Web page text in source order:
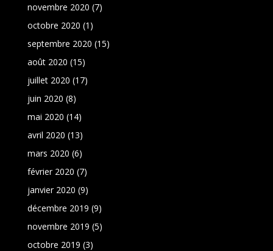
novembre 2020 (7)
octobre 2020 (1)
septembre 2020 (15)
août 2020 (15)
juillet 2020 (17)
juin 2020 (8)
mai 2020 (14)
avril 2020 (13)
mars 2020 (6)
février 2020 (7)
janvier 2020 (9)
décembre 2019 (9)
novembre 2019 (5)
octobre 2019 (3)